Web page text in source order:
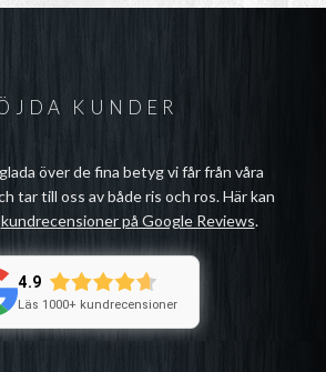
KUNDER
över de fina betyg vi får från våra
tar till oss av både ris och ros. Här kan
kundrecensioner på Google Reviews.
4.9
Läs 1000+ kundrecensioner